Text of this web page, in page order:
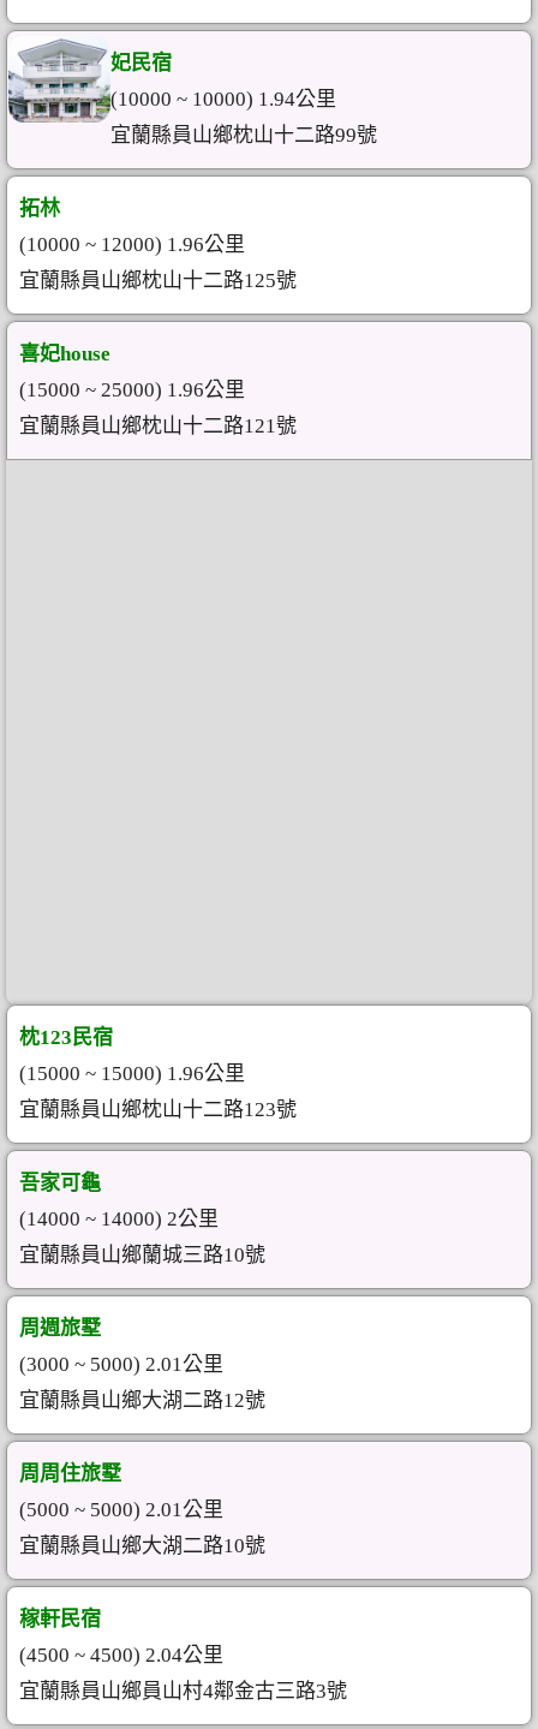
妃民宿
(10000 ~ 10000) 1.94公里
宜蘭縣員山鄉枕山十二路99號
拓林
(10000 ~ 12000) 1.96公里
宜蘭縣員山鄉枕山十二路125號
喜妃house
(15000 ~ 25000) 1.96公里
宜蘭縣員山鄉枕山十二路121號
枕123民宿
(15000 ~ 15000) 1.96公里
宜蘭縣員山鄉枕山十二路123號
吾家可龜
(14000 ~ 14000) 2公里
宜蘭縣員山鄉蘭城三路10號
周週旅墅
(3000 ~ 5000) 2.01公里
宜蘭縣員山鄉大湖二路12號
周周住旅墅
(5000 ~ 5000) 2.01公里
宜蘭縣員山鄉大湖二路10號
稼軒民宿
(4500 ~ 4500) 2.04公里
宜蘭縣員山鄉員山村4鄰金古三路3號